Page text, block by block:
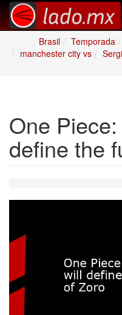
Brasil
Temporada
manchester city vs
One
define the